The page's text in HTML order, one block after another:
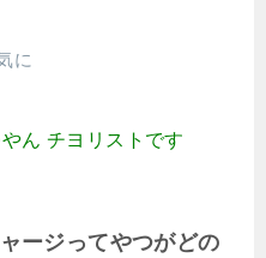
に
ん チヨリストです
ージってやつがどの